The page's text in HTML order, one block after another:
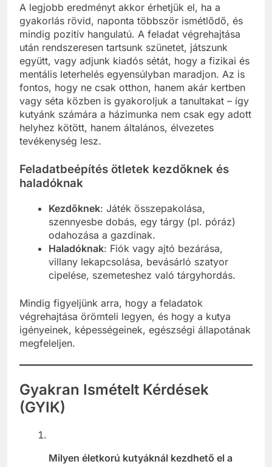
A legjobb eredményt akkor érhetjük el, ha a
gyakorlás rövid, naponta többször ismétlődő, és
mindig pozitív hangulatú. A feladat végrehajtása
után rendszeresen tartsunk szünetet, játszunk
együtt, vagy adjunk kiadós sétát, hogy a fizikai és
mentális leterhelés egyensúlyban maradjon. Az is
fontos, hogy ne csak otthon, hanem akár kertben
vagy séta közben is gyakoroljuk a tanultakat – így
kutyánk számára a házimunka nem csak egy adott
helyhez kötött, hanem általános, élvezetes
tevékenység lesz.
Feladatbeépítés ötletek kezdőknek és
haladóknak
Kezdőknek: Játék összepakolása,
szennyesbe dobás, egy tárgy (pl. póráz)
odahozása a gazdinak.
Haladóknak: Fiók vagy ajtó bezárása,
villany lekapcsolása, bevásárló szatyor
cipelése, szemeteshez való tárgyhordás.
Mindig figyeljünk arra, hogy a feladatok
végrehajtása örömteli legyen, és hogy a kutya
igényeinek, képességeinek, egészségi állapotának
megfeleljen.
Gyakran Ismételt Kérdések
(GYIK)
Milyen életkorú kutyáknál kezdhető el a